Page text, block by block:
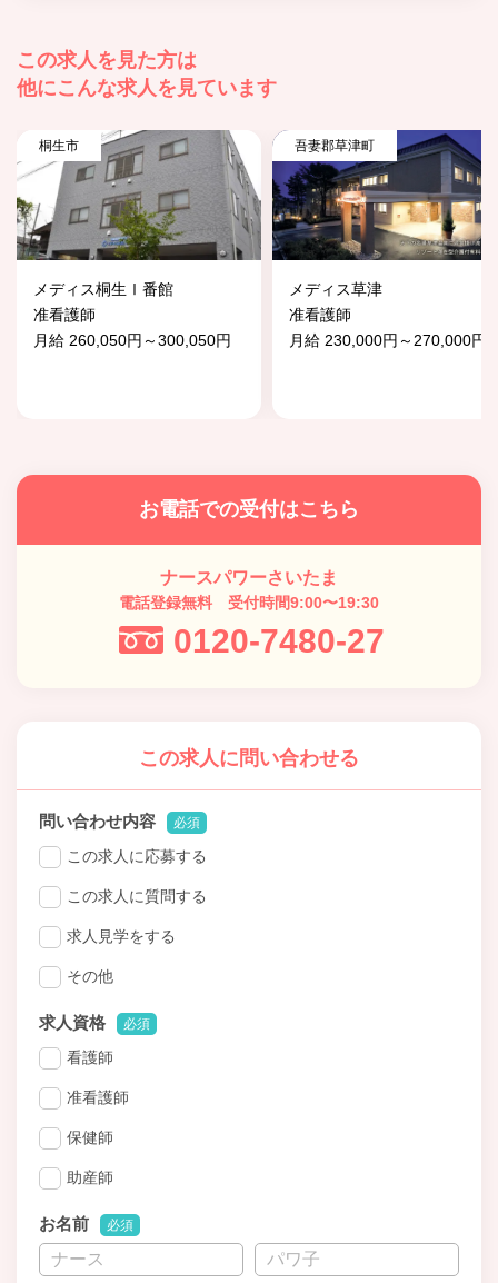
この求人を見た方は
他にこんな求人を見ています
桐生市
メディス桐生Ⅰ番館
准看護師
月給 260,050円～300,050円
吾妻郡草津町
メディス草津
准看護師
月給 230,000円～270,000円
お電話での受付はこちら
ナースパワーさいたま
電話登録無料 受付時間9:00〜19:30
0120-7480-27
この求人に問い合わせる
問い合わせ内容 必須
この求人に応募する
この求人に質問する
求人見学をする
その他
求人資格 必須
看護師
准看護師
保健師
助産師
お名前 必須